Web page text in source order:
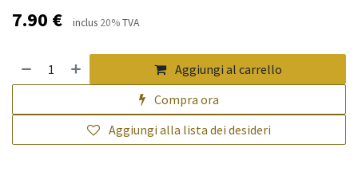
7.90 € inclus 20%TVA
Aggiungi al carrello
Compra ora
Aggiungi alla lista dei desideri